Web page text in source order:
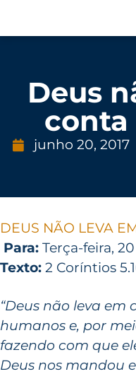
Deus
conta
junho 20, 2017
DEUS NÃO LEVA
Para: Terça-feira,
Texto: 2 Coríntios
“Deus não leva em
humanos e, por
fazendo com que
Deus nos mandou